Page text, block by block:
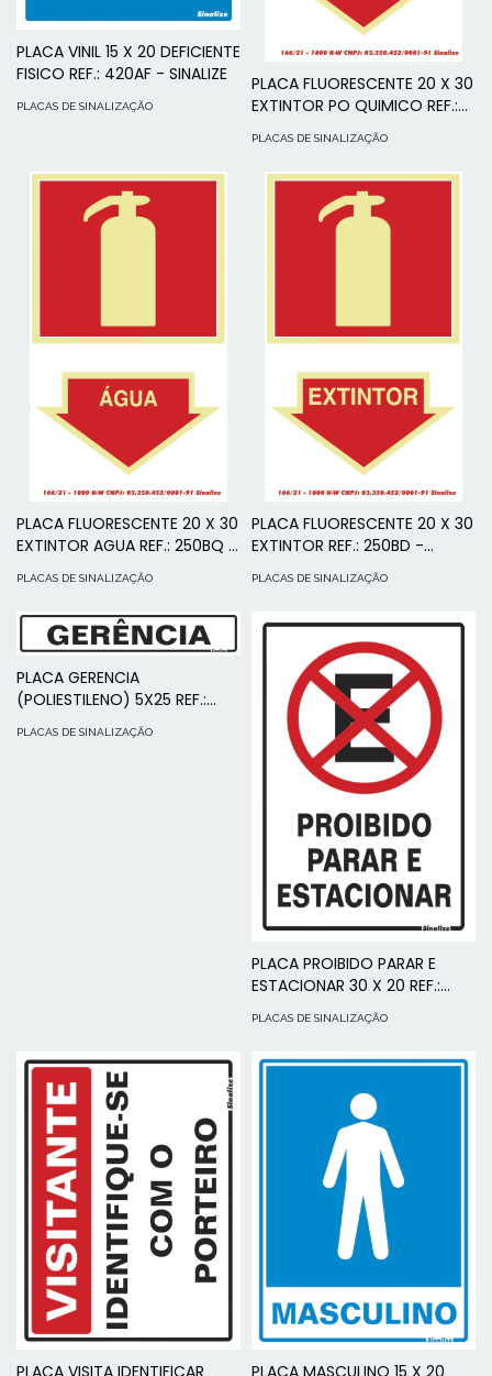
PLACA VINIL 15 X 20 DEFICIENTE
FISICO REF.: 420AF - SINALIZE
PLACAS DE SINALIZAÇÃO
PLACA FLUORESCENTE 20 X 30
EXTINTOR PO QUIMICO REF.:
PLACAS DE SINALIZAÇÃO
PLACA FLUORESCENTE 20 X 30
EXTINTOR AGUA REF.: 250BQ -
PLACAS DE SINALIZAÇÃO
PLACA FLUORESCENTE 20 X 30
EXTINTOR REF.: 250BD -
PLACAS DE SINALIZAÇÃO
PLACA GERENCIA
(POLIESTILENO) 5X25 REF.:
200AC - SINALIZE
PLACAS DE SINALIZAÇÃO
PLACA PROIBIDO PARAR E
ESTACIONAR 30 X 20 REF.:
PLACAS DE SINALIZAÇÃO